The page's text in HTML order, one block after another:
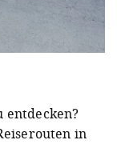
entdecken?
in